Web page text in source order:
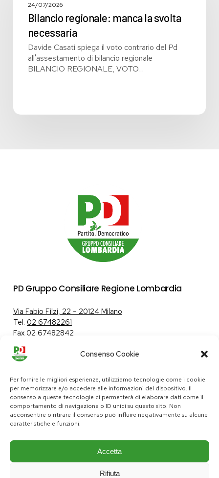
Consenso Cookie
Per fornire le migliori esperienze, utilizziamo tecnologie come i cookie
per memorizzare e/o accedere alle informazioni del dispositivo. Il
consenso a queste tecnologie ci permetterà di elaborare dati come il
comportamento di navigazione o ID unici su questo sito. Non
acconsentire o ritirare il consenso può influire negativamente su alcune
caratteristiche e funzioni.
Accetta
Rifiuta
svolta
24/07/2026
Bilancio regionale: manca la svolta
necessaria
Davide Casati spiega il voto contrario del Pd
all'assestamento di bilancio regionale
BILANCIO REGIONALE, VOTO…
PD Gruppo Consiliare Regione Lombardia
Via Fabio Filzi, 22 – 20124 Milano
Tel. 02 67482261
Fax 02 67482842
Tutela dei dati personali|Politica sui cookie
pd@consiglio.regione.lombardia.it
ufficiostampa.pd@consiglio.regione.lombardia.it
Pagine Facebook Gruppo Consiliare PD LombardiaPagina Messenger Gruppo Consiliare PD LombardiaPagina Instagram Gruppo PD LombardiaPagina Youtube Gruppo PD Lombardia